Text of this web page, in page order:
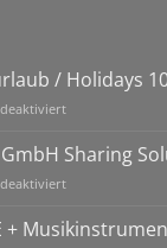
/ Holidays
für
/
Holidays
10-
Jan
GmbH Sharing
für
GmbH
Sharing
+